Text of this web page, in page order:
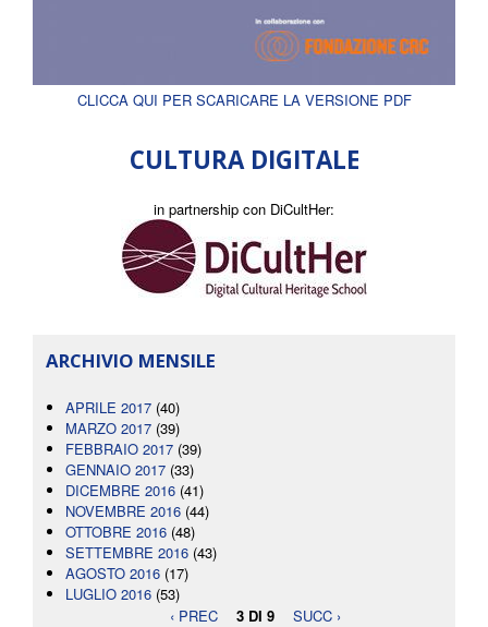
CLICCA QUI PER SCARICARE LA VERSIONE PDF
CULTURA DIGITALE
in partnership con DiCultHer:
ARCHIVIO MENSILE
APRILE 2017 (40)
MARZO 2017 (39)
FEBBRAIO 2017 (39)
GENNAIO 2017 (33)
DICEMBRE 2016 (41)
NOVEMBRE 2016 (44)
OTTOBRE 2016 (48)
SETTEMBRE 2016 (43)
AGOSTO 2016 (17)
LUGLIO 2016 (53)
‹ PREC
3 DI 9 SUCC ›